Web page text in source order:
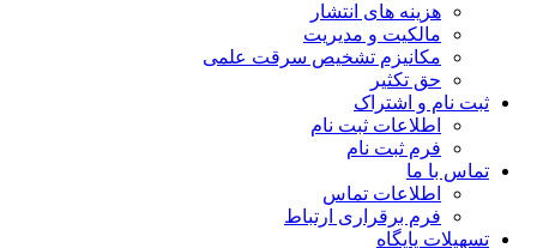
هزینه های انتشار
مالکیت و مدیریت
ﻣﮑﺎﻧﯿﺰم ﺗﺸﺨﯿﺺ ﺳﺮﻗﺖ ﻋﻠﻤﯽ
حق تکثیر
نام و اشتراک
اطلاعات ثبت نام
فرم ثبت نام
با ما
اطلاعات تماس
فرم برقراری ارتباط
پایگاه